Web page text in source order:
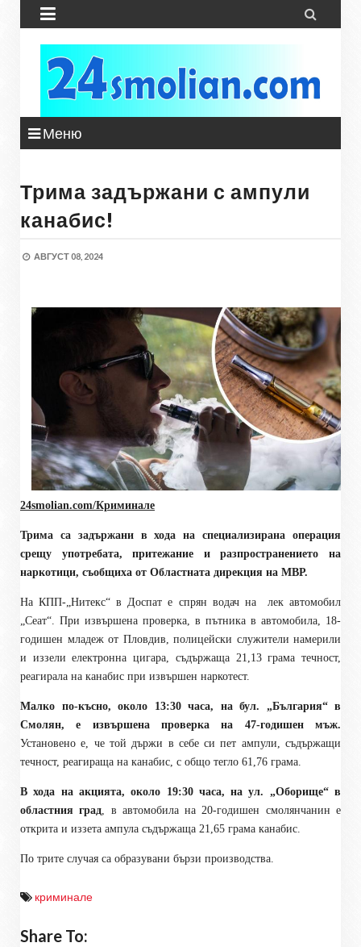
 
Меню
Трима задържани с ампули
канабис!
АВГУСТ 08, 2024
24smolian.com/Криминале
Трима са задържани в хода на специализирана операция
срещу употребата, притежание и разпространението на
наркотици, съобщиха от Областната дирекция на МВР.
На КПП-„Нитекс“ в Доспат е спрян водач на
лек автомобил
„Сеат“. При извършена проверка, в пътника в автомобила, 18-
годишен младеж от Пловдив, полицейски служители намерили
и иззели електронна цигара, съдържаща 21,13 грама течност,
реагирала на канабис при извършен наркотест.
Малко по-късно, около 13:30 часа, на бул. „България“ в
Смолян, е извършена проверка на 47-годишен мъж.
Установено е, че той държи в себе си пет ампули, съдържащи
течност, реагираща на канабис, с общо тегло 61,76 грама.
В хода на акцията, около 19:30 часа, на ул. „Оборище“ в
областния град, в автомобила на 20-годишен смолянчанин е
открита и иззета ампула съдържаща 21,65 грама канабис.
По трите случая са образувани бързи производства.
криминале
Share To: